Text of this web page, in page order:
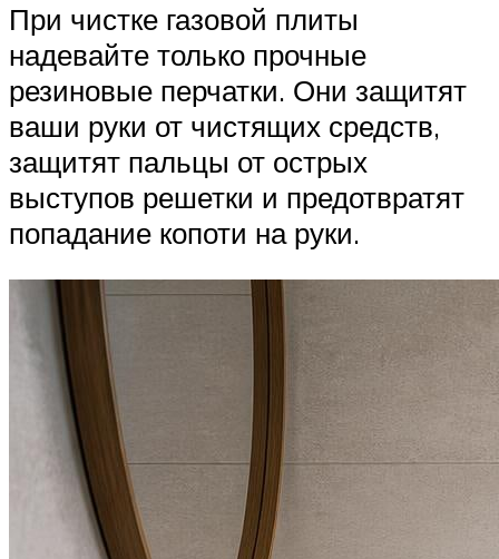
При чистке газовой плиты
надевайте только прочные
резиновые перчатки. Они защитят
ваши руки от чистящих средств,
защитят пальцы от острых
выступов решетки и предотвратят
попадание копоти на руки.